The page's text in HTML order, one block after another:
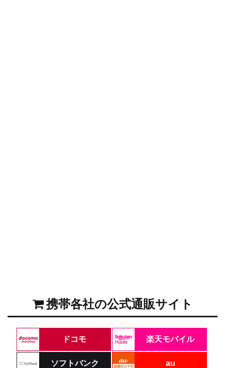
携帯各社の公式通販サイト
ドコモ 楽天モバイル
ソフトバンク au